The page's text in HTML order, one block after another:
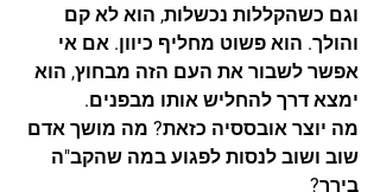
וגם כשהקללות נכשלות, הוא לא קם
והולך. הוא פשוט מחליף כיוון. אם אי
אפשר לשבור את העם הזה מבחוץ, הוא
ימצא דרך להחליש אותו מבפנים.
מה יוצר אובססיה כזאת? מה מושך אדם
שוב ושוב לנסות לפגוע במה שהקב"ה
בירך?